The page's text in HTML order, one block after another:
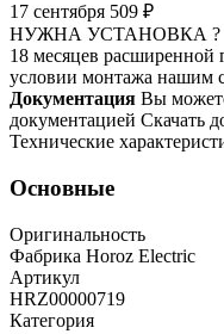
17 сентября 509 ₽
НУЖНА УСТАНОВКА ?
18 месяцев расширенной
условии монтажа нашим
Документация Вы
документацией Скачать
Технические
Основные
Оригинальность
Фабрика Horoz Electric
Артикул
HRZ00000719
Категория